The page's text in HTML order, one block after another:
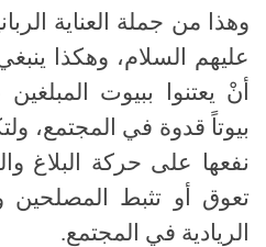
وهذا من جملة العناية
عليهم السلام، وهكذا
أنْ يعتنوا ببيوت
بيوتاً قدوة في المجتمع،
نفعها على حركة البلاغ
تعوق أو تثبط المصلحين
الريادية في المجتمع.